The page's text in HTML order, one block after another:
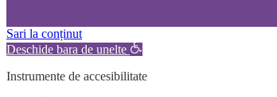
Sari la conținut
Deschide bara de unelte
Instrumente de accesibilitate